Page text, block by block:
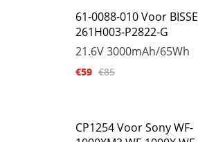
61-0088-010 Voor
261H003-P2822-G
21.6V3000mAh/65Wh
€59 €85
CP1254 Voor Sony WF-